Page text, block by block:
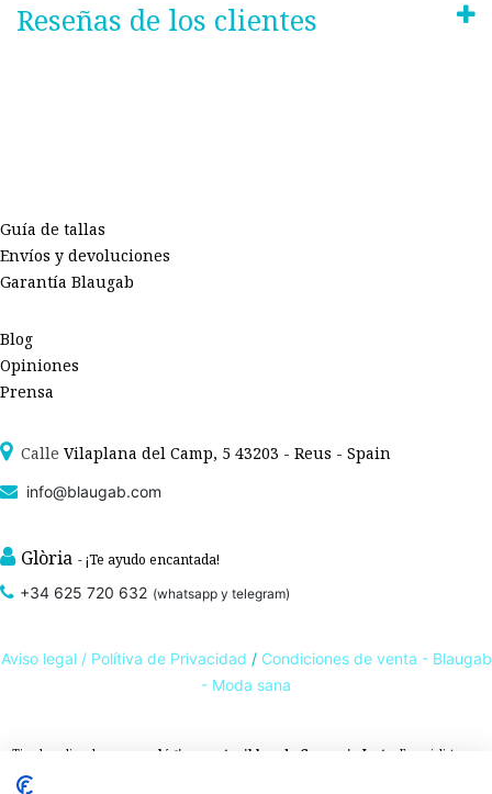
Reseñas de los clientes
Guía de tallas
Envíos y devoluciones
Garantía Blaugab
Blog
Opiniones
Prensa
Calle Vilaplana del Camp, 5 43203 - Reus - Spain
info@blaugab.com
Glòria - ¡Te ayudo encantada!
+34 625 720 632 (whatsapp y telegram)
Aviso legal / Polítiva de Privacidad / Condiciones de venta - Blaugab
- Moda sana
Tienda online de ropa ecológica, sostenible y de Comercio Justo
. Especialistas en
ropa interior de algodón orgánico,